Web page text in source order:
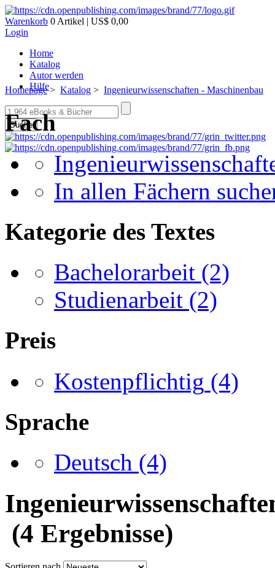
Warenkorb 0 Artikel | US$ 0,00
Login
Home
Katalog
Autor werden
Hilfe
Suche
Homepage> Katalog > Ingenieurwissenschaften - Maschinenbau
Fach
In allen Fächern
Kategorie des Textes
Bachelorarbeit (2)
Studienarbeit (2)
Preis
Kostenpflichtig (4)
Sprache
Deutsch (4)
(4 Ergebnisse)